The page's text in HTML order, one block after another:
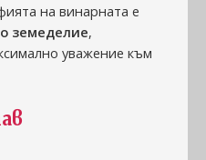
на винарната е
земеделие,
уважение към